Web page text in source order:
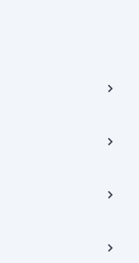
윈트리빌딩) B동 5층
, 8층 미소
자에게 있습니다.